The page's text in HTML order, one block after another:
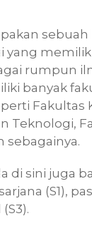
sebuah
yang
rumpun
banyak
Fakultas
Teknologi,
sebagainya.
di sini juga
(S1),